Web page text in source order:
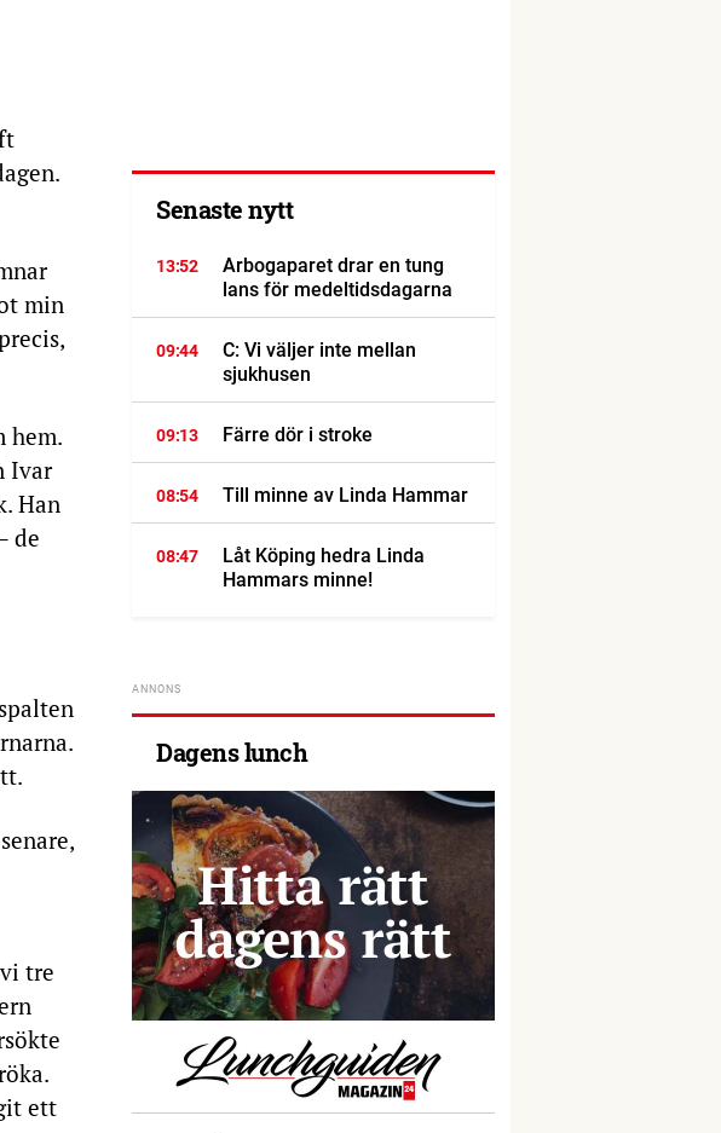
min
hem.
Ivar
Han
de
tre
ett
Senaste nytt
13:52
Arbogaparet drar en tung
lans för medeltidsdagarna
09:44
C: Vi väljer inte mellan
sjukhusen
09:13 Färre dör i stroke
08:54 Till minne av Linda Hammar
08:47
Låt Köping hedra Linda
Hammars minne!
Dagens lunch